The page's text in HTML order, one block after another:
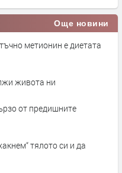
Още новини
метионин е диетата
живота ни
от предишните
тялото си и да